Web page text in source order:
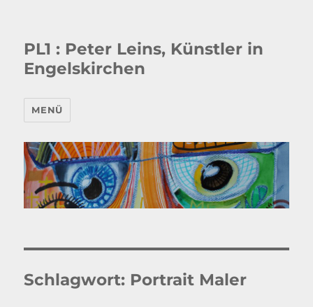
PL1 : Peter Leins, Künstler in
Engelskirchen
MENÜ
Schlagwort: Portrait Maler